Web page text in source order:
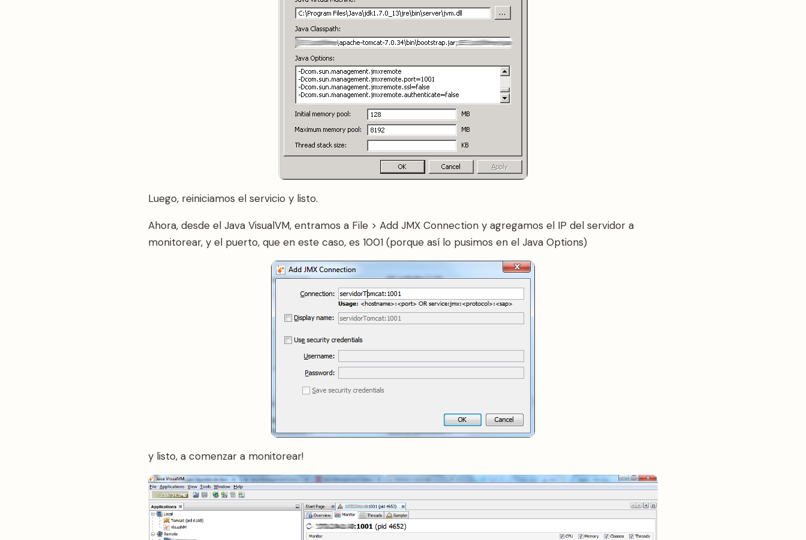
Luego, reiniciamos el servicio y listo.
Ahora, desde el Java VisualVM, entramos a File > Add JMX Connection y agregamos el IP del servidor a
monitorear, y el puerto, que en este caso, es 1001 (porque así lo pusimos en el Java Options)
y listo, a comenzar a monitorear!